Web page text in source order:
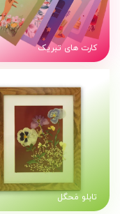
کارت های تبریک
تابلو مَحگل